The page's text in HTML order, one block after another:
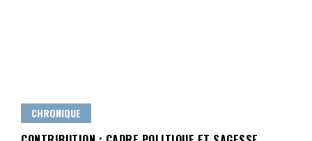
CHRONIQUE